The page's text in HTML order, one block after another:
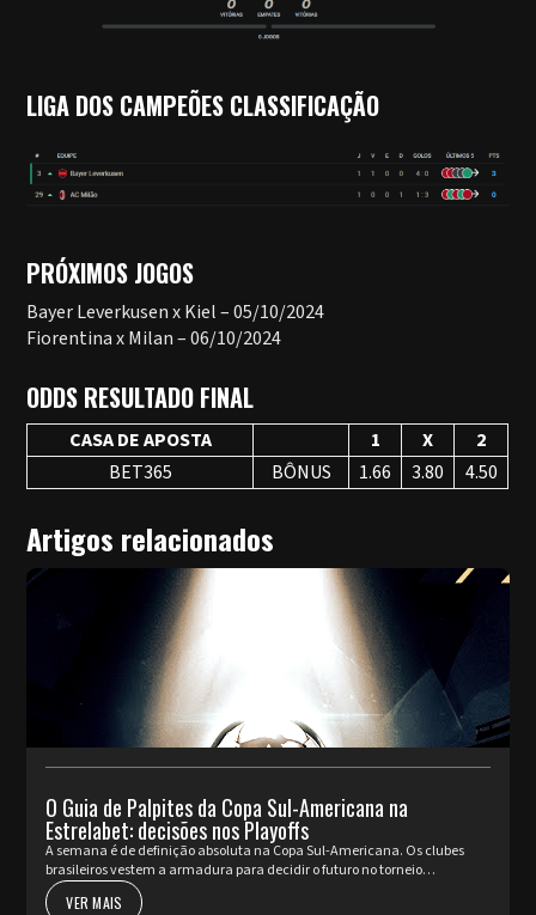
LIGA DOS CAMPEÕES CLASSIFICAÇÃO
PRÓXIMOS JOGOS
Bayer Leverkusen x Kiel – 05/10/2024
Fiorentina x Milan – 06/10/2024
ODDS RESULTADO FINAL
CASA DE APOSTA 1 X
2
BET365
BÔNUS 1.66 3.80 4.50
Artigos relacionados
O Guia de Palpites da Copa Sul-Americana na
Estrelabet: decisões nos Playoffs
A semana é de definição absoluta na Copa Sul-Americana. Os clubes
brasileiros vestem a armadura para decidir o futuro no torneio
internacional diante da sua torcida, valendo a cobiçada vaga nas oi...
VER MAIS